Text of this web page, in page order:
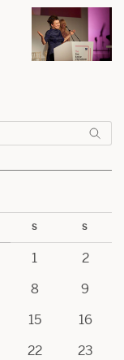
S S
1
2
8
9
15
16
22
23